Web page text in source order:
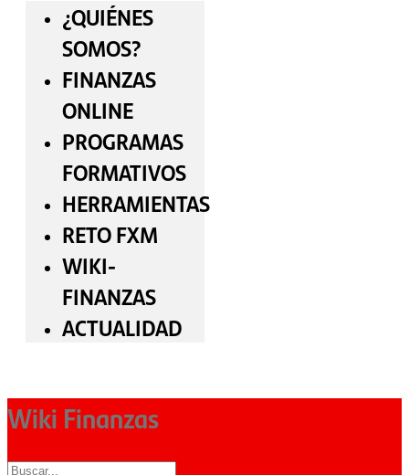
¿QUIÉNES
SOMOS?
FINANZAS
ONLINE
PROGRAMAS
FORMATIVOS
HERRAMIENTAS
RETO FXM
WIKI-
FINANZAS
ACTUALIDAD
Wiki Finanzas